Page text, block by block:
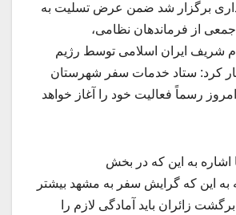
برگزار شد ضمن عرض تسلیت به
از فرماندهان نظامی،
شریف ایران اسلامی توسط رژیم
کرد: ستاد خدمات سفر شهرستان
رسماً فعالیت خود را آغاز خواهد
اشاره به این که در بخش
به این که گرایش سفر به مشهد بیشتر
زائران باید آمادگی لازم را